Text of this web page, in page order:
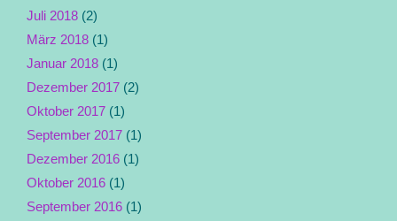
Juli 2018 (2)
März 2018 (1)
Januar 2018 (1)
Dezember 2017 (2)
Oktober 2017 (1)
September 2017 (1)
Dezember 2016 (1)
Oktober 2016 (1)
September 2016 (1)